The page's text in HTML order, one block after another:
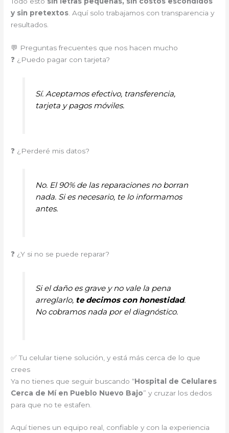
y sin pretextos . Aquí solo trabajamos con transparencia y
resultados.
💬 Preguntas frecuentes que nos hacen mucho
❓ ¿Puedo pagar con tarjeta?
Sí. Aceptamos efectivo, transferencia,
tarjeta y pagos móviles.
❓ ¿Perderé mis datos?
No. El 90% de las reparaciones no borran
nada. Si es necesario, te lo informamos
antes.
❓ ¿Y si no se puede reparar?
Si el daño es grave y no vale la pena
arreglarlo, te decimos con honestidad.
No cobramos nada por el diagnóstico.
✅ Tu celular tiene solución, y está más cerca de lo que
crees
Ya no tienes que seguir buscando “Hospital de Celulares
Cerca de Mí en Pueblo Nuevo Bajo” y cruzar los dedos
para que no te estafen.
Aquí tienes un equipo real, confiable y con la experiencia